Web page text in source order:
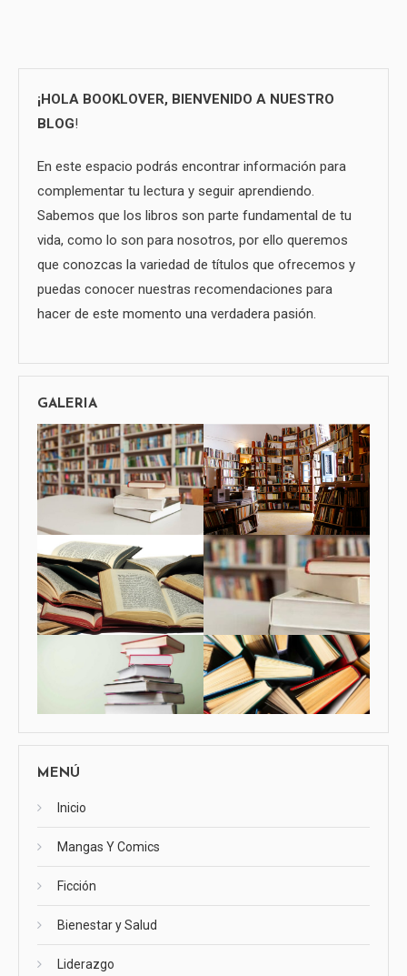
¡HOLA BOOKLOVER, BIENVENIDO A NUESTRO
BLOG!
En este espacio podrás encontrar información para
complementar tu lectura y seguir aprendiendo.
Sabemos que los libros son parte fundamental de tu
vida, como lo son para nosotros, por ello queremos
que conozcas la variedad de títulos que ofrecemos y
puedas conocer nuestras recomendaciones para
hacer de este momento una verdadera pasión.
GALERIA
MENÚ
Inicio
Mangas Y Comics
Ficción
Bienestar y Salud
Liderazgo